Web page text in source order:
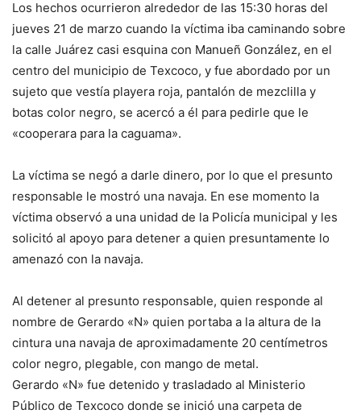
Los hechos ocurrieron alrededor de las 15:30 horas del
jueves 21 de marzo cuando la víctima iba caminando sobre
la calle Juárez casi esquina con Manueñ González, en el
centro del municipio de Texcoco, y fue abordado por un
sujeto que vestía playera roja, pantalón de mezclilla y
botas color negro, se acercó a él para pedirle que le
«cooperara para la caguama».
La víctima se negó a darle dinero, por lo que el presunto
responsable le mostró una navaja. En ese momento la
víctima observó a una unidad de la Policía municipal y les
solicitó al apoyo para detener a quien presuntamente lo
amenazó con la navaja.
Al detener al presunto responsable, quien responde al
nombre de Gerardo «N» quien portaba a la altura de la
cintura una navaja de aproximadamente 20 centímetros
color negro, plegable, con mango de metal.
Gerardo «N» fue detenido y trasladado al Ministerio
Público de Texcoco donde se inició una carpeta de